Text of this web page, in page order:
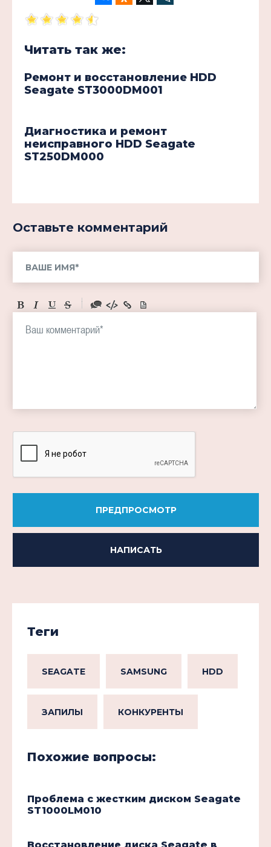
Читать так же:
Ремонт и восстановление HDD
Seagate ST3000DM001
Диагностика и ремонт
неисправного HDD Seagate
ST250DM000
Оставьте комментарий
-
-
-
ПРЕДПРОСМОТР
НАПИСАТЬ
Теги
SEAGATE SAMSUNG HDD
ЗАПИЛЫ КОНКУРЕНТЫ
Похожие вопросы:
Проблема c жестким диском Seagate
ST1000LM010